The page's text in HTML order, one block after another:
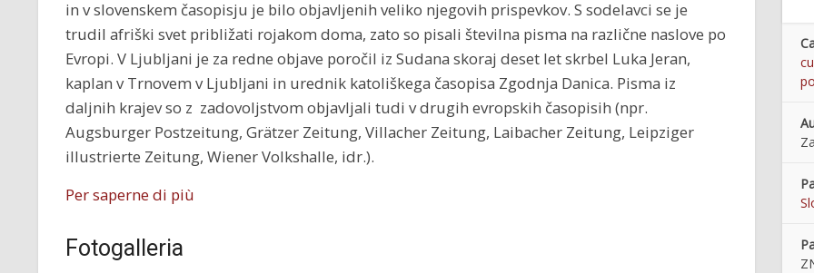
in v slovenskem časopisju je bilo objavljenih veliko njegovih prispevkov. S sodelavci se je
trudil afriški svet približati rojakom doma, zato so pisali številna pisma na različne naslove po
Evropi. V Ljubljani je za redne objave poročil iz Sudana skoraj deset let skrbel Luka Jeran,
kaplan v Trnovem v Ljubljani in urednik katoliškega časopisa Zgodnja Danica. Pisma iz
daljnih krajev so z zadovoljstvom objavljali tudi v drugih evropskih časopisih (npr.
Augsburger Postzeitung, Grätzer Zeitung, Villacher Zeitung, Laibacher Zeitung, Leipziger
illustrierte Zeitung, Wiener Volkshalle, idr.).
Per saperne di più
Fotogalleria